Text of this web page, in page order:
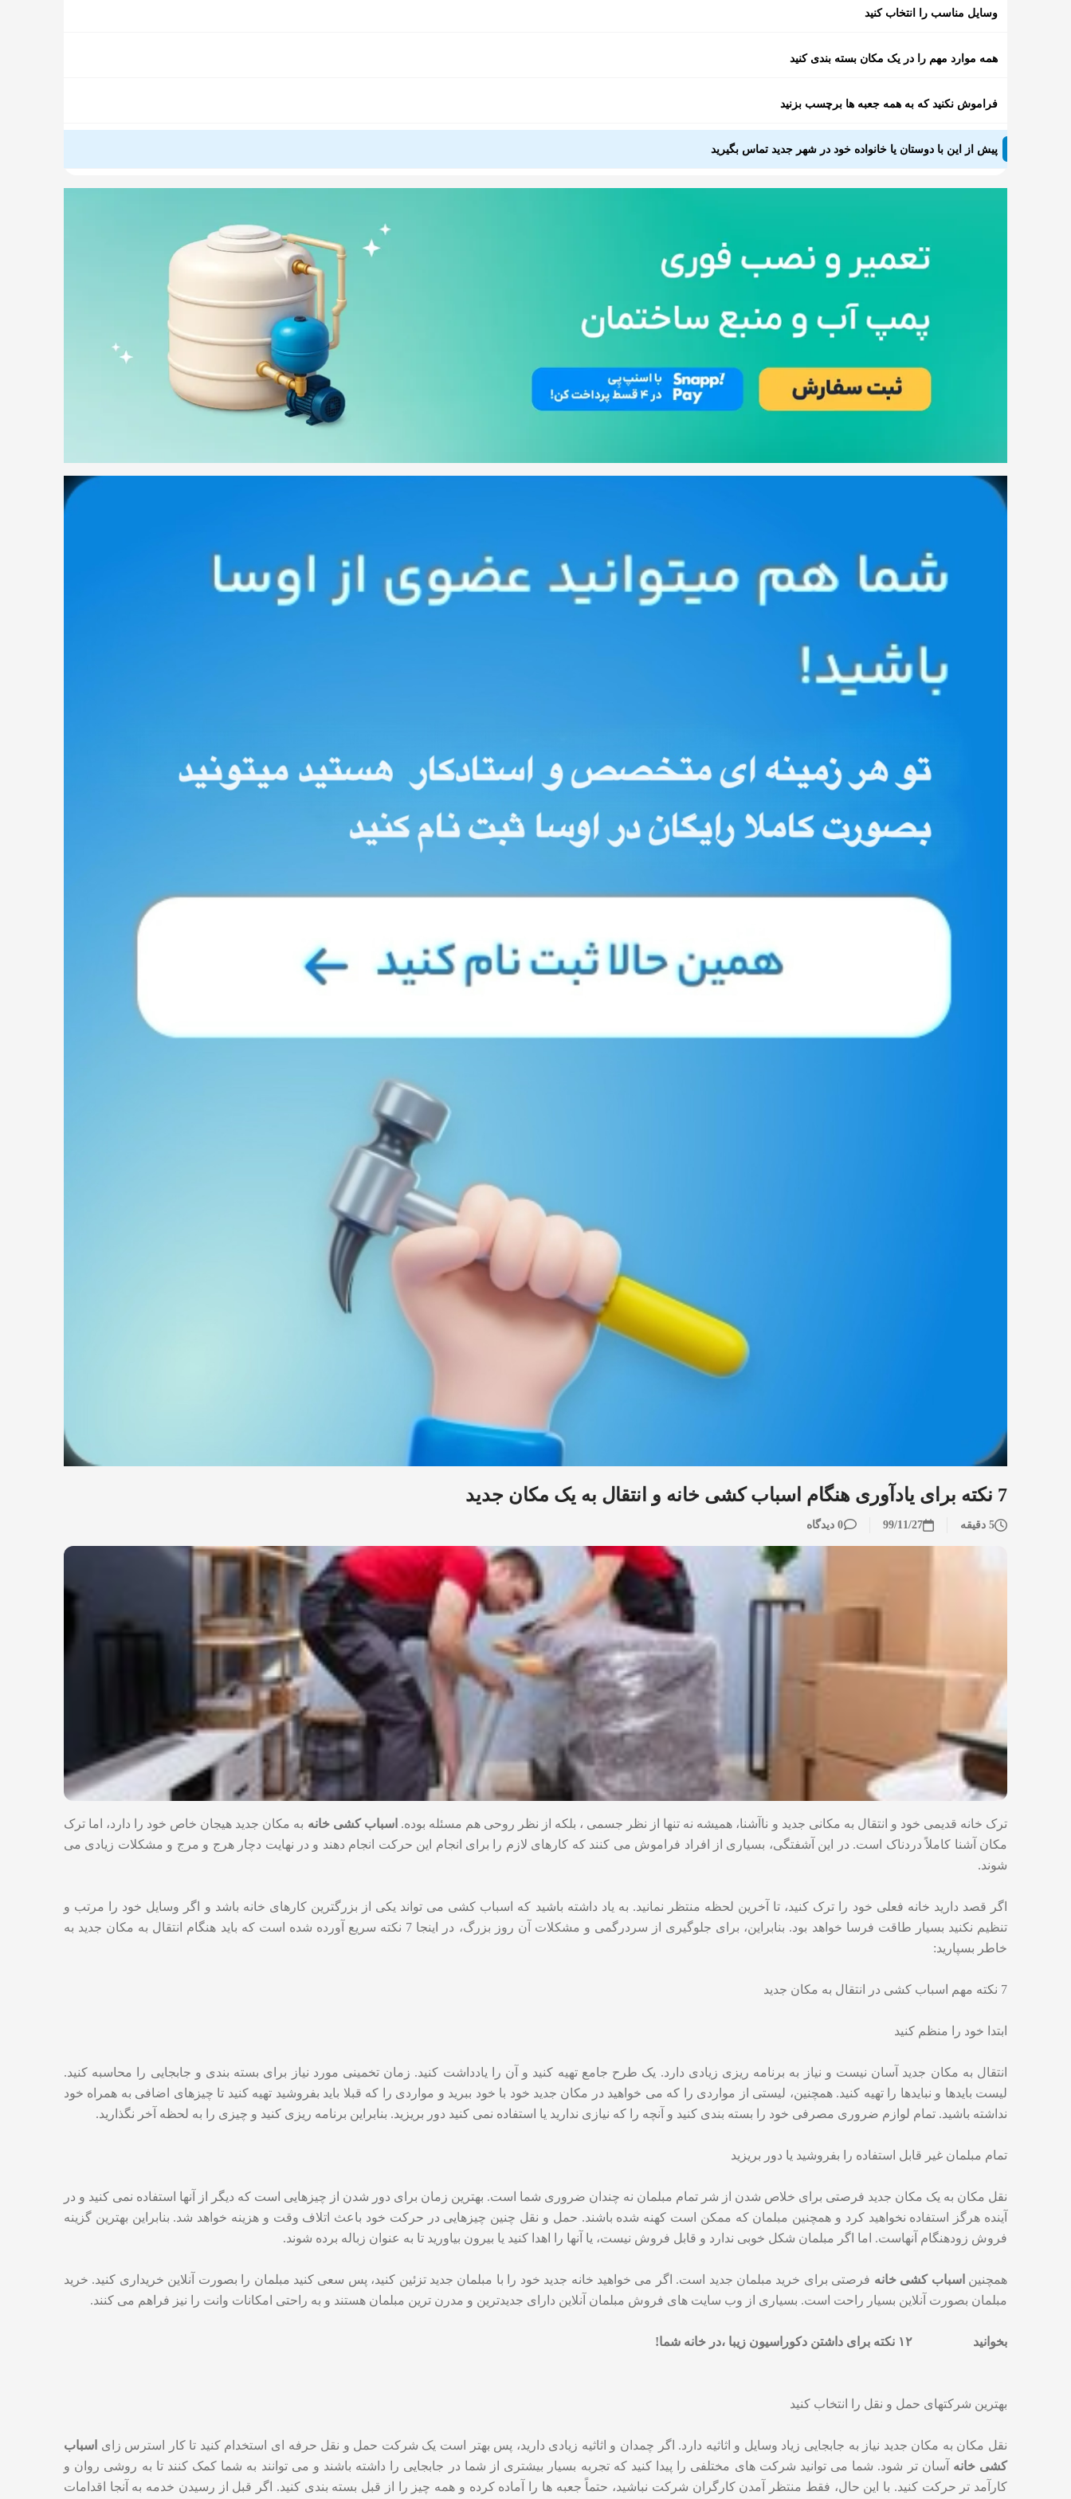
7 نکته برای یادآوری هنگام اسباب کشی خانه و انتقال به یک مکان جدید
5 دقیقه 99/11/27 0 دیدگاه
ترک خانه قدیمی خود و انتقال به مکانی جدید و ناآشنا، همیشه نه تنها از نظر جسمی ، بلکه از نظر روحی هم مسئله بوده. اسباب کشی خانه به مکان جدید هیجان خاص خود را دارد، اما ترک
مکان آشنا کاملاً دردناک است. در این آشفتگی، بسیاری از افراد فراموش می کنند که کارهای لازم را برای انجام این حرکت انجام دهند و در نهایت دچار هرج و مرج و مشکلات زیادی می
شوند.
اگر قصد دارید خانه فعلی خود را ترک کنید، تا آخرین لحظه منتظر نمانید. به یاد داشته باشید که اسباب کشی می تواند یکی از بزرگترین کارهای خانه باشد و اگر وسایل خود را مرتب و
تنظیم نکنید بسیار طاقت فرسا خواهد بود. بنابراین، برای جلوگیری از سردرگمی و مشکلات آن روز بزرگ، در اینجا 7 نکته سریع آورده شده است که باید هنگام انتقال به مکان جدید به
خاطر بسپارید:
7 نکته مهم اسباب کشی در انتقال به مکان جدید
ابتدا خود را منظم کنید
انتقال به مکان جدید آسان نیست و نیاز به برنامه ریزی زیادی دارد. یک طرح جامع تهیه کنید و آن را یادداشت کنید. زمان تخمینی مورد نیاز برای بسته بندی و جابجایی را محاسبه کنید.
لیست بایدها و نبایدها را تهیه کنید. همچنین، لیستی از مواردی را که می خواهید در مکان جدید خود با خود ببرید و مواردی را که قبلا باید بفروشید تهیه کنید تا چیزهای اضافی به همراه خود
نداشته باشید. تمام لوازم ضروری مصرفی خود را بسته بندی کنید و آنچه را که نیازی ندارید یا استفاده نمی کنید دور بریزید. بنابراین برنامه ریزی کنید و چیزی را به لحظه آخر نگذارید.
تمام مبلمان غیر قابل استفاده را بفروشید یا دور بریزید
نقل مکان به یک مکان جدید فرصتی برای خلاص شدن از شر تمام مبلمان نه چندان ضروری شما است. بهترین زمان برای دور شدن از چیزهایی است که دیگر از آنها استفاده نمی کنید و در
آینده هرگز استفاده نخواهید کرد و همچنین مبلمان که ممکن است کهنه شده باشند. حمل و نقل چنین چیزهایی در حرکت خود باعث اتلاف وقت و هزینه خواهد شد. بنابراین بهترین گزینه
فروش زودهنگام آنهاست. اما اگر مبلمان شکل خوبی ندارد و قابل فروش نیست، یا آنها را اهدا کنید یا بیرون بیاورید تا به عنوان زباله برده شوند.
همچنین اسباب کشی خانه فرصتی برای خرید مبلمان جدید است. اگر می خواهید خانه جدید خود را با مبلمان جدید تزئین کنید، پس سعی کنید مبلمان را بصورت آنلاین خریداری کنید. خرید
مبلمان بصورت آنلاین بسیار راحت است. بسیاری از وب سایت های فروش مبلمان آنلاین دارای جدیدترین و مدرن ترین مبلمان هستند و به راحتی امکانات وانت را نیز فراهم می کنند.
بخوانید ۱۲ نکته برای داشتن دکوراسیون زیبا ،در خانه شما!
بهترین شرکتهای حمل و نقل را انتخاب کنید
نقل مکان به مکان جدید نیاز به جابجایی زیاد وسایل و اثاثیه دارد. اگر چمدان و اثاثیه زیادی دارید، پس بهتر است یک شرکت حمل و نقل حرفه ای استخدام کنید تا کار استرس زای اسباب
کشی خانه آسان تر شود. شما می توانید شرکت های مختلفی را پیدا کنید که تجربه بسیار بیشتری از شما در جابجایی را داشته باشند و می توانند به شما کمک کنند تا به روشی روان و
کارآمد تر حرکت کنید. با این حال، فقط منتظر آمدن کارگران شرکت نباشید، حتماً جعبه ها را آماده کرده و همه چیز را از قبل بسته بندی کنید. اگر قبل از رسیدن خدمه به آنجا اقدامات
وسایل مناسب را انتخاب کنید
همه موارد مهم را در یک مکان بسته بندی کنید
فراموش نکنید که به همه جعبه ها برچسب بزنید
پیش از این با دوستان یا خانواده خود در شهر جدید تماس بگیرید